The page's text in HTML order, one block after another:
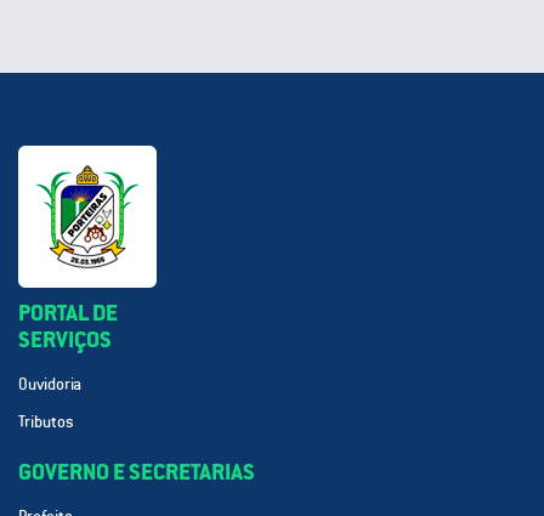
PORTAL DE
SERVIÇOS
Ouvidoria
Tributos
GOVERNO E SECRETARIAS